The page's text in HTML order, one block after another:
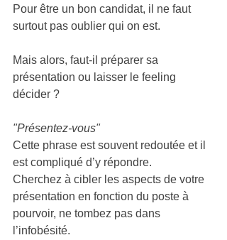
Pour être un bon candidat, il ne faut
surtout pas oublier qui on est.
Mais alors, faut-il préparer sa
présentation ou laisser le feeling
décider ?
"Présentez-vous"
Cette phrase est souvent redoutée et il
est compliqué d’y répondre.
Cherchez à cibler les aspects de votre
présentation en fonction du poste à
pourvoir, ne tombez pas dans
l’infobésité.